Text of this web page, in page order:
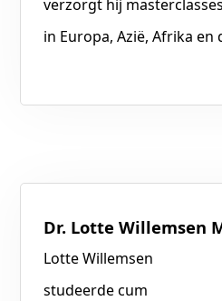
verzorgt hij
in Europa, Azië, Afrika en
Dr. Lotte Willemsen
Lotte Willemsen
studeerde cum